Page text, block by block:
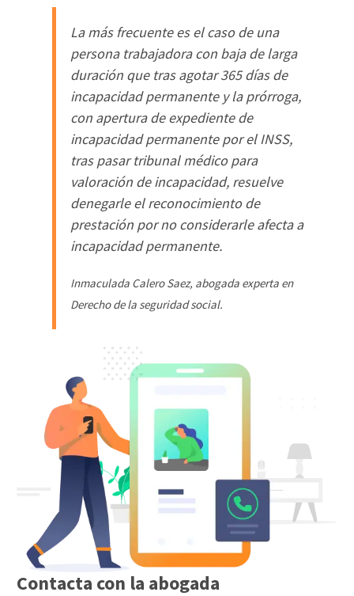
La más frecuente es el caso de una
persona trabajadora con baja de larga
duración que tras agotar 365 días de
incapacidad permanente y la prórroga,
con apertura de expediente de
incapacidad permanente por el INSS,
tras pasar tribunal médico para
valoración de incapacidad, resuelve
denegarle el reconocimiento de
prestación por no considerarle afecta a
incapacidad permanente.
Inmaculada Calero Saez, abogada experta en
Derecho de la seguridad social.
Contacta con la abogada